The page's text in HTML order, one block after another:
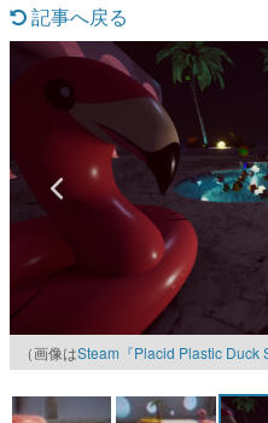
なんでゲームは
ゲーム開発者・
具体的な形から解き
です。
ゲームが変えた
「経験値」「裏技
の起源や用法の変
イニーP氏が徹底調
カテゴリ
マンガ
女性向け
記事へ戻る
（画像はSteam『Placid Plastic Duck